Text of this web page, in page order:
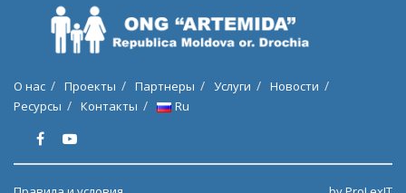
О нас Проекты Партнеры Услуги
Новости
Ресурсы
Контакты Ru